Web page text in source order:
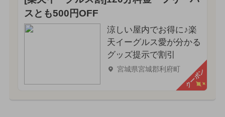
スとも500円OFF
涼しい屋内でお得に♪楽
天イーグルス愛が分かる
グッズ提示で割引
宮城県宮城郡利府町 クーポン